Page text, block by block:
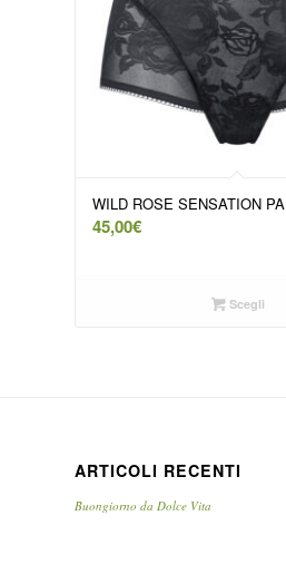
WILD ROSE SENSATION
45,00€
Scegli
ARTICOLI RECENTI
Buongiorno da Dolce Vita